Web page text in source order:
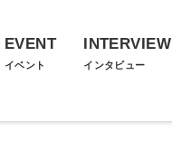
EVENT
イベント
INTERVIEW
インタビュー